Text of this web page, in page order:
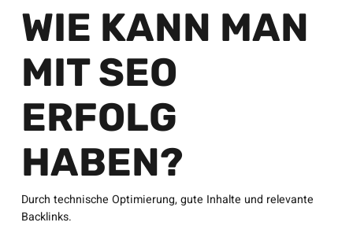
WIE KANN MAN
MIT SEO
ERFOLG
HABEN?
Durch technische Optimierung, gute Inhalte und relevante
Backlinks.